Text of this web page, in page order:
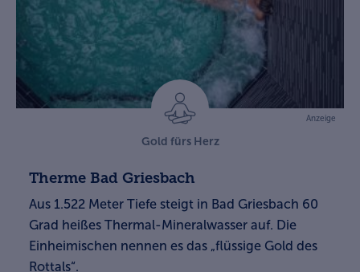
Anzeige
Gold fürs Herz
Therme Bad Griesbach
Aus 1.522 Meter Tiefe steigt in Bad Griesbach 60
Grad heißes Thermal-Mineralwasser auf. Die
Einheimischen nennen es das „flüssige Gold des
Rottals“.